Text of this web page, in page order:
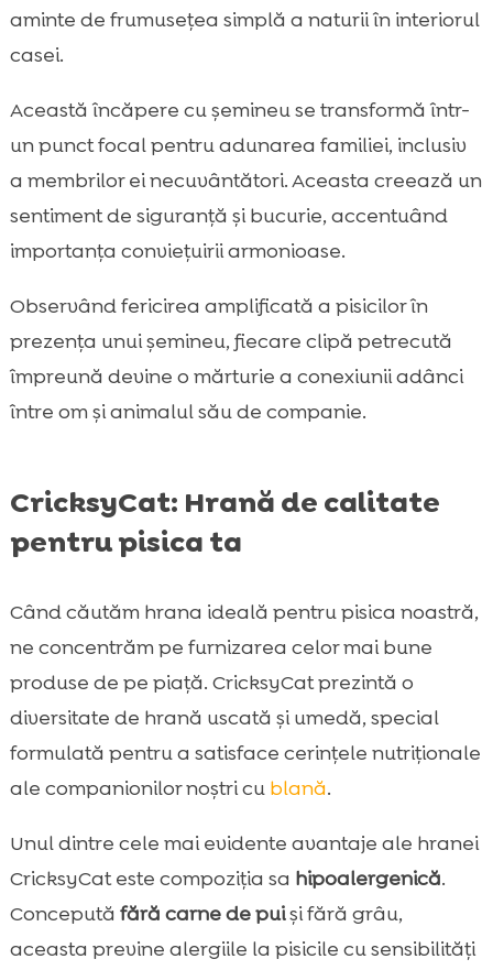
aminte de frumusețea simplă a naturii în interiorul
casei.
Această încăpere cu șemineu se transformă într-
un punct focal pentru adunarea familiei, inclusiv
a membrilor ei necuvântători. Aceasta creează un
sentiment de siguranță și bucurie, accentuând
importanța conviețuirii armonioase.
Observând fericirea amplificată a pisicilor în
prezența unui șemineu, fiecare clipă petrecută
împreună devine o mărturie a conexiunii adânci
între om și animalul său de companie.
CricksyCat: Hrană de calitate
pentru pisica ta
Când căutăm hrana ideală pentru pisica noastră,
ne concentrăm pe furnizarea celor mai bune
produse de pe piață. CricksyCat prezintă o
diversitate de hrană uscată și umedă, special
formulată pentru a satisface cerințele nutriționale
ale companionilor noștri cu blană.
Unul dintre cele mai evidente avantaje ale hranei
CricksyCat este compoziția sa hipoalergenică.
Concepută fără carne de puiși fără grâu,
aceasta previne alergiile la pisicile cu sensibilități